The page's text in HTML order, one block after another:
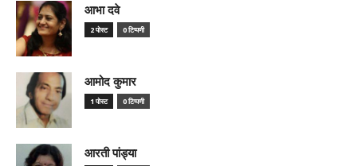
आभा दवे
2 पोस्ट 0 टिप्पणी
आमोद कुमार
1 पोस्ट 0 टिप्पणी
आरती पांड्या